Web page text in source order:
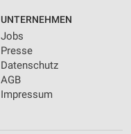
UNTERNEHMEN
Jobs
Presse
Datenschutz
AGB
Impressum